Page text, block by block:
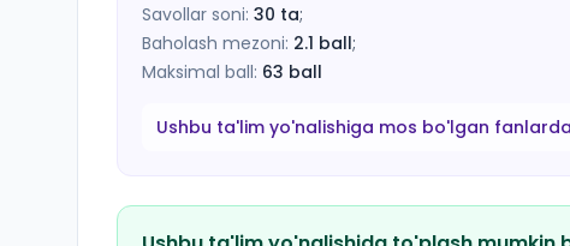
Savollar soni: 30 ta;
Baholash mezoni: 2.1 ball;
Maksimal ball: 63 ball
Ushbu ta'lim yo'nalishiga mos bo'lgan